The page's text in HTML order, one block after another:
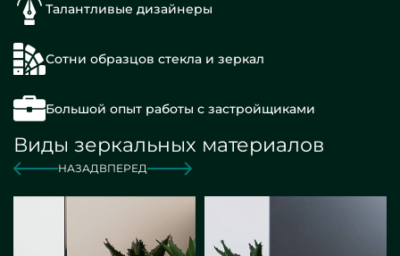
Талантливые дизайнеры
Сотни образцов стекла и зеркал
Большой опыт работы с застройщиками
Виды зеркальных материалов
НАЗАДВПЕРЕД